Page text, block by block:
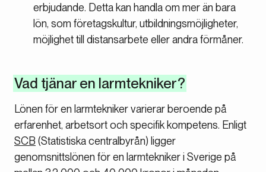
erbjudande. Detta kan handla om mer än bara
lön, som företagskultur, utbildningsmöjligheter,
möjlighet till distansarbete eller andra förmåner.
Vad tjänar en larmtekniker?
Lönen för en larmtekniker varierar beroende på
erfarenhet, arbetsort och specifik kompetens. Enligt
SCB (Statistiska centralbyrån) ligger
genomsnittslönen för en larmtekniker i Sverige på